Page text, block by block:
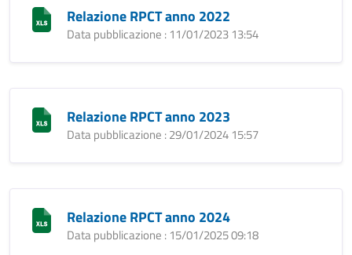
Relazione RPCT anno 2022
Data pubblicazione : 11/01/2023 13:54
Relazione RPCT anno 2023
Data pubblicazione : 29/01/2024 15:57
Relazione RPCT anno 2024
Data pubblicazione : 15/01/2025 09:18